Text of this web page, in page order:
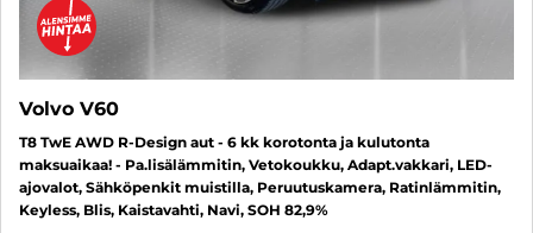
Volvo V60
T8 TwE AWD R-Design aut - 6 kk korotonta ja kulutonta
maksuaikaa! - Pa.lisälämmitin, Vetokoukku, Adapt.vakkari, LED-
ajovalot, Sähköpenkit muistilla, Peruutuskamera, Ratinlämmitin,
Keyless, Blis, Kaistavahti, Navi, SOH 82,9%